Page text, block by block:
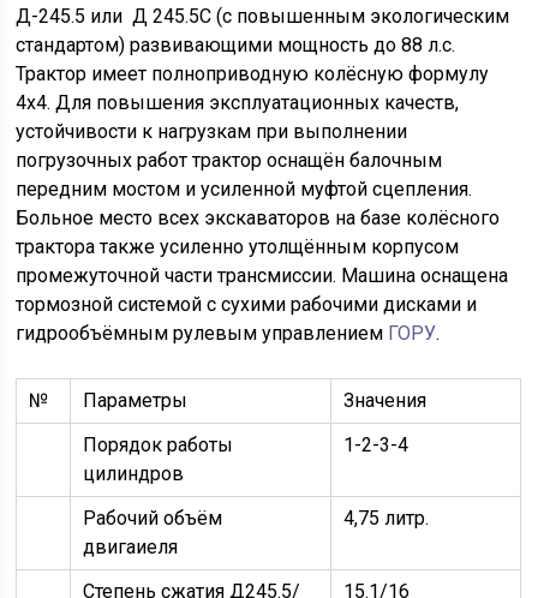
Д-245.5 или Д 245.5С (с повышенным экологическим
стандартом) развивающими мощность до 88 л.с.
Трактор имеет полноприводную колёсную формулу
4х4. Для повышения эксплуатационных качеств,
устойчивости к нагрузкам при выполнении
погрузочных работ трактор оснащён балочным
передним мостом и усиленной муфтой сцепления.
Больное место всех экскаваторов на базе колёсного
трактора также усиленно утолщённым корпусом
промежуточной части трансмиссии. Машина оснащена
тормозной системой с сухими рабочими дисками и
гидрообъёмным рулевым управлением ГОРУ.
№ Параметры
Значения
Порядок работы
цилиндров
1-2-3-4
Рабочий объём
двигаиеля
4,75 литр.
Степень сжатия Д245.5/
15.1/16